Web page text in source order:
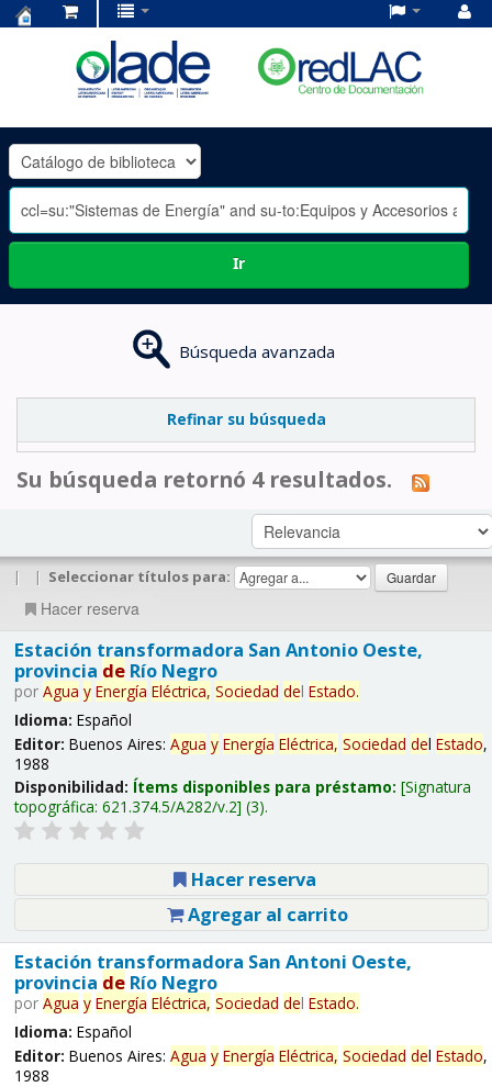
OLADE
-
Ir
Búsqueda avanzada
Refinar su búsqueda
Su búsqueda retornó 4 resultados.
| | Seleccionar títulos para:
Hacer reserva
Estación transformadora San Antonio Oeste,
provincia deRío Negro
por Agua y Energía Eléctrica, Sociedad del Estado.
Idioma: Español
Editor: Buenos Aires: Agua y Energía Eléctrica, Sociedad del Estado,
1988
Disponibilidad: Ítems disponibles para préstamo: Signatura
topográfica: 621.374.5/A282/v.2 (3).
Hacer reserva
Agregar al carrito
Estación transformadora San Antoni Oeste,
provincia deRío Negro
por Agua y Energía Eléctrica, Sociedad del Estado.
Idioma: Español
Editor: Buenos Aires: Agua y Energía Eléctrica, Sociedad del Estado,
1988